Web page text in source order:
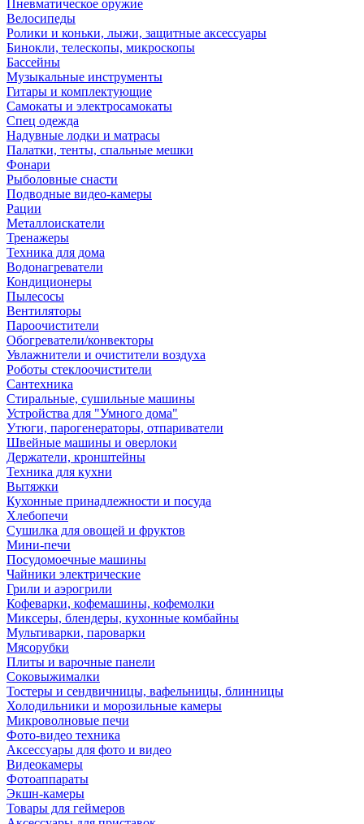
Пневматическое оружие
Велосипеды
Ролики и коньки, лыжи, защитные аксессуары
Бинокли, телескопы, микроскопы
Бассейны
Музыкальные инструменты
Гитары и комплектующие
Самокаты и электросамокаты
Спец одежда
Надувные лодки и матрасы
Палатки, тенты, спальные мешки
Фонари
Рыболовные снасти
Подводные видео-камеры
Рации
Металлоискатели
Тренажеры
Техника для дома
Водонагреватели
Кондиционеры
Пылесосы
Вентиляторы
Пароочистители
Обогреватели/конвекторы
Увлажнители и очистители воздуха
Роботы стеклоочистители
Сантехника
Стиральные, сушильные машины
Устройства для "Умного дома"
Утюги, парогенераторы, отпариватели
Швейные машины и оверлоки
Держатели, кронштейны
Техника для кухни
Вытяжки
Кухонные принадлежности и посуда
Хлебопечи
Сушилка для овощей и фруктов
Мини-печи
Посудомоечные машины
Чайники электрические
Грили и аэрогрили
Кофеварки, кофемашины, кофемолки
Миксеры, блендеры, кухонные комбайны
Мультиварки, пароварки
Мясорубки
Плиты и варочные панели
Соковыжималки
Тостеры и сендвичницы, вафельницы, блинницы
Холодильники и морозильные камеры
Микроволновые печи
Фото-видео техника
Аксессуары для фото и видео
Видеокамеры
Фотоаппараты
Экшн-камеры
Товары для геймеров